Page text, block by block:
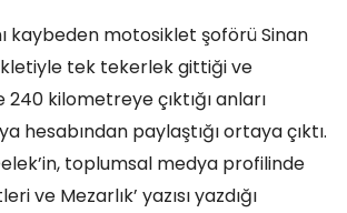
kaybeden motosiklet şoförü Sinan
tek tekerlek gittiği ve
240 kilometreye çıktığı anları
hesabından paylaştığı ortaya çıktı.
toplumsal medya profilinde
ve Mezarlık’ yazısı yazdığı